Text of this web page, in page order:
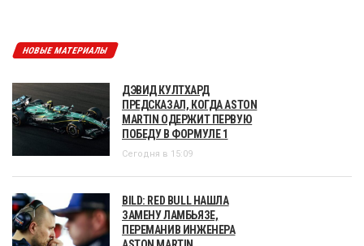
НОВЫЕ МАТЕРИАЛЫ
ДЭВИД КУЛТХАРД
ПРЕДСКАЗАЛ, КОГДА ASTON
MARTIN ОДЕРЖИТ ПЕРВУЮ
ПОБЕДУ В ФОРМУЛЕ 1
Сегодня в 15:09
BILD: RED BULL НАШЛА
ЗАМЕНУ ЛАМБЬЯЗЕ,
ПЕРЕМАНИВ ИНЖЕНЕРА